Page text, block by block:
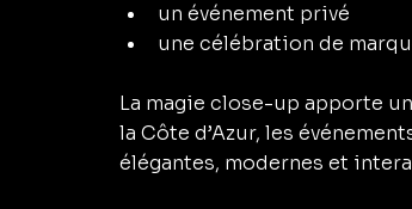
un événement privé
une célébration de
La magie close-up apporte
la Côte d’Azur, les
élégantes, modernes et